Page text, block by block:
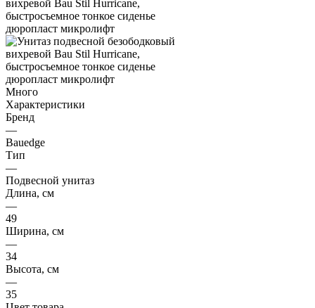
Много
Характеристики
Бренд
—
Bauedge
Тип
—
Подвесной унитаз
Длина, см
—
49
Ширина, см
—
34
Высота, см
—
35